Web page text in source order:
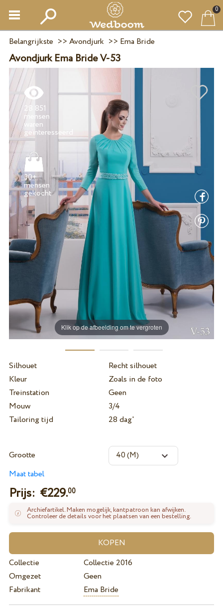
0
Belangrijkste >> Avondjurk >> Ema Bride
Avondjurk Ema Bride V-53
Klik op de afbeelding om te vergroten
28 851
mensen
waren
30+
mensen
Silhouet
Recht silhouet
Kleur
Zoals in de foto
Treinstation
Geen
Mouw
3/4
Tailoring tijd
28 dag'
Grootte
Maat tabel
Prijs: €229.00
Archiefartikel. Maken mogelijk, kantpatroon kan afwijken.
Controleer de details voor het plaatsen van een bestelling.
Collectie
Collectie 2016
Omgezet
Geen
Fabrikant
Ema Bride